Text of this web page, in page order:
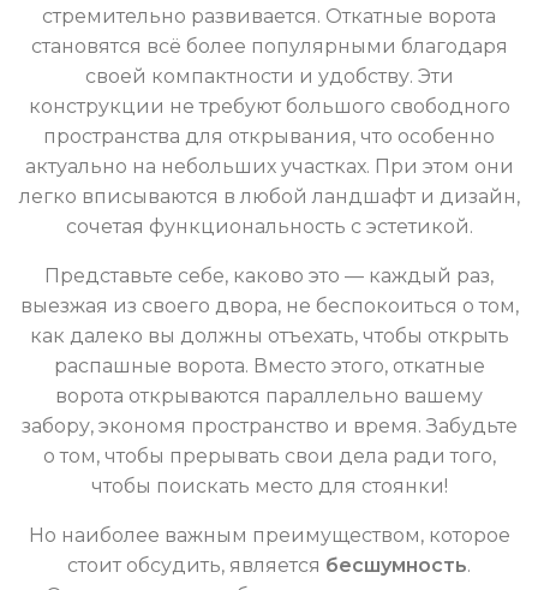
стремительно развивается. Откатные ворота
становятся всё более популярными благодаря
своей компактности и удобству. Эти
конструкции не требуют большого свободного
пространства для открывания, что особенно
актуально на небольших участках. При этом они
легко вписываются в любой ландшафт и дизайн,
сочетая функциональность с эстетикой.
Представьте себе, каково это — каждый раз,
выезжая из своего двора, не беспокоиться о том,
как далеко вы должны отъехать, чтобы открыть
распашные ворота. Вместо этого, откатные
ворота открываются параллельно вашему
забору, экономя пространство и время. Забудьте
о том, чтобы прерывать свои дела ради того,
чтобы поискать место для стоянки!
Но наиболее важным преимуществом, которое
стоит обсудить, является бесшумность.